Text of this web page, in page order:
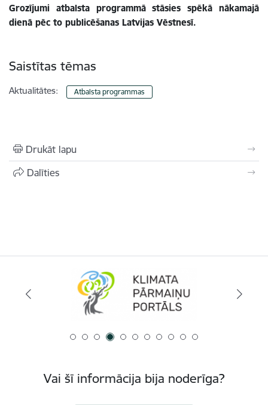
Grozījumi atbalsta programmā stāsies spēkā nākamajā
dienā pēc to publicēšanas Latvijas Vēstnesī.
Saistītas tēmas
Aktualitātes: Atbalsta programmas
Drukāt lapu
Dalīties
Vai šī informācija bija noderīga?